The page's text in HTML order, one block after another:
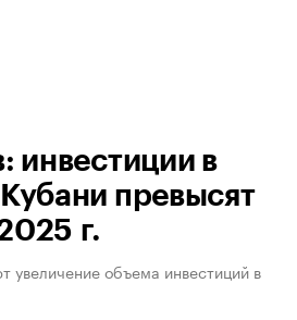
инвестиции в
превысят
г.
увеличение объема инвестиций в